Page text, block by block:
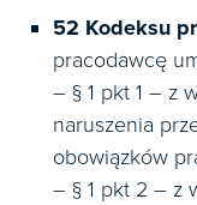
52 Kodeksu
pracodawcę
– § 1 pkt 1 – z
naruszenia
obowiązków
– § 1 pkt 2 – z